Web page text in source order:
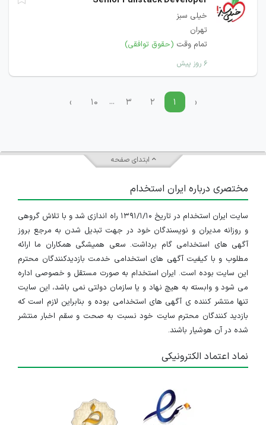
خیلی سبز
تهران
تمام وقت (حقوق توافقی)
۶ روز پیش
‹ ۱ ۲ ۳ ... ۱۰ ›
ابتدای صفحه
مختصری درباره ایران استخدام
سایت ایران استخدام در تاریخ ۱۳۹۱/۱/۱۰ راه اندازی شد و با تلاش گروهی
و روزانه مدیران و نویسندگان خود در جهت تبدیل شدن به مرجع بروز
آگهی های استخدامی گام برداشت. سعی همیشگی همکاران ما ارائه
مطلوب و با کیفیت آگهی های استخدامی خدمت بازدیدکنندگان محترم
این سایت بوده است. ایران استخدام به صورت مستقل و خصوصی اداره
می شود و وابسته به هیچ نهاد و یا سازمان دولتی نمی باشد، این سایت
تنها منتشر کننده ی آگهی های استخدامی بوده و بنابراین لازم است که
بازدید کنندگان محترم سایت خود نسبت به صحت و سقم اخبار منتشر
شده در آن هوشیار باشند.
نماد اعتماد الکترونیکی